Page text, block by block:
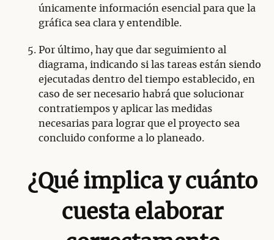
únicamente información esencial para que la
gráfica sea clara y entendible.
Por último, hay que dar seguimiento al
diagrama, indicando si las tareas están siendo
ejecutadas dentro del tiempo establecido, en
caso de ser necesario habrá que solucionar
contratiempos y aplicar las medidas
necesarias para lograr que el proyecto sea
concluido conforme a lo planeado.
¿Qué implica y cuánto
cuesta elaborar